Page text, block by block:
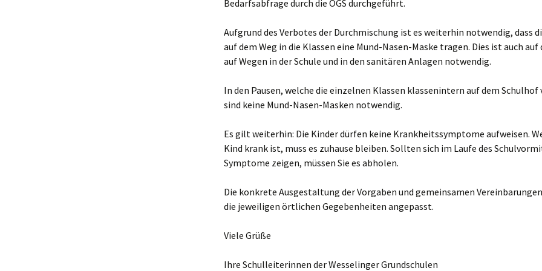
Arbeitsplan
Vorstellen
Lerntagebuch –
Blitzlicht
ETEP
Arbeitsbedingungen
Raumkonzept
Teamarbeit
Fortbildungskonzept
Kompasszeit Klimaschutz
Klasse 3
Klasse 4
Freies SegeLn
Fliegende Untertassen
Alltagshilfen Tipps von
Rheinschulkindern für
Rheinschulkinder
Bastelideen
Konzeptionelle
Grundlagen
Logbuch Logbuch Deutsch
Bedarfsabfrage durch die OGS durchgeführt.
Aufgrund des Verbotes der Durchmischung ist es weiterhin notwendig, dass
auf dem Weg in die Klassen eine Mund-Nasen-Maske tragen. Dies ist auch auf
auf Wegen in der Schule und in den sanitären Anlagen notwendig.
In den Pausen, welche die einzelnen Klassen klassenintern auf dem
sind keine Mund-Nasen-Masken notwendig.
Es gilt weiterhin: Die Kinder dürfen keine Krankheitssymptome aufweisen.
Kind krank ist, muss es zuhause bleiben. Sollten sich im Laufe des
Symptome zeigen, müssen Sie es abholen.
Die konkrete Ausgestaltung der Vorgaben und gemeinsamen
die jeweiligen örtlichen Gegebenheiten angepasst.
Viele Grüße
Ihre Schulleiterinnen der Wesselinger Grundschulen